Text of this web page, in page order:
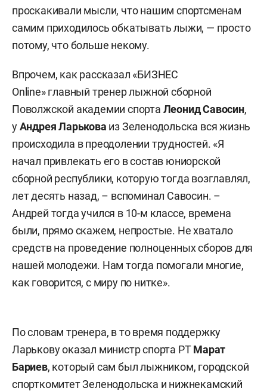
проскакивали мысли, что нашим спортсменам
самим приходилось обкатывать лыжи, — просто
потому, что больше некому.
Впрочем, как рассказал «БИЗНЕС
Online» главный тренер лыжной сборной
Поволжской академии спорта Леонид Савосин,
уАндрея Ларькова из Зеленодольска вся жизнь
происходила в преодолении трудностей. «Я
начал привлекать его в состав юниорской
сборной республики, которую тогда возглавлял,
лет десять назад, – вспоминал Савосин. –
Андрей тогда учился в 10-м классе, времена
были, прямо скажем, непростые. Не хватало
средств на проведение полноценных сборов для
нашей молодежи. Нам тогда помогали многие,
как говорится, с миру по нитке».
По словам тренера, в то время поддержку
Ларькову оказал министр спорта РТМарат
Бариев, который сам был лыжником, городской
спорткомитет Зеленодольска и нижнекамский